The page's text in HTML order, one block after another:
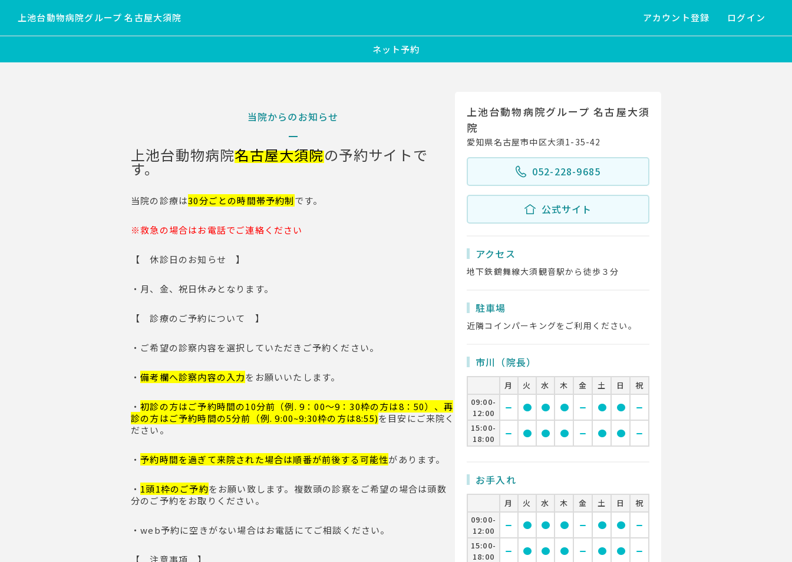
上池台動物病院グループ 名古屋大須院 アカウント登録 ログイン
ネット予約
当院からのお知らせ
上池台動物病院名古屋大須院の予約サイトで
す。
当院の診療は30分ご との時間帯予約制です。
※救急の場合はお電話でご連絡ください
【 休診日のお知らせ 】
・月、金、祝日休みとなります。
【 診療のご予約について 】
・ご希望の診察内容を選択していただきご予約ください。
・備考欄へ診察内容の入力をお願いいたします。
・初診の方はご予約時間の10分前（例.9：00〜9：30枠の方は8：50）、再
診の方はご予約時間の5分前（例.9:00~9:30枠の方は8:55)を目安にご来院く
ださい。
・予約時間を過ぎて来院された場合は順番が前後する可能性があります。
・ 1頭1枠のご予約をお願い致します。複数頭の診察をご希望の場合は頭数
分のご予約をお取りください。
・web予約に空きがない場合はお電話にてご相談ください。
【 注意事項 】
上池台動物病院グループ 名古屋大須
院
愛知県名古屋市中区大須1-35-42
052-228-9685
公式サイト
アクセス
地下鉄鶴舞線大須観音駅から徒歩３分
駐車場
近隣コインパーキングをご利用ください。
市川（院長）
月 火 水 木 金 土 日
祝
09:00-
12:00
remove circle circle circle remove circle circle remove
15:00-
18:00
remove circle circle circle remove circle circle remove
お手入れ
月 火 水 木 金 土 日
祝
09:00-
12:00
remove circle circle circle remove circle circle remove
15:00-
18:00
remove circle circle circle remove circle circle remove